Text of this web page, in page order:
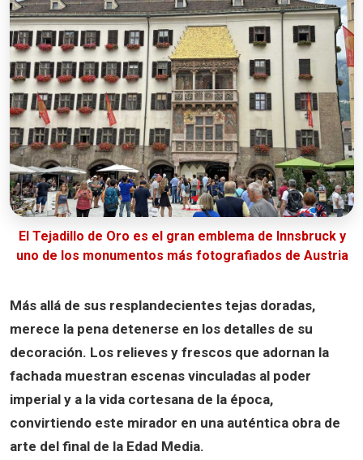
El Tejadillo de Oro es el gran emblema de Innsbruck y
uno de los monumentos más fotografiados de Austria
Más allá de sus resplandecientes tejas doradas,
merece la pena detenerse en los detalles de su
decoración. Los relieves y frescos que adornan la
fachada muestran escenas vinculadas al poder
imperial y a la vida cortesana de la época,
convirtiendo este mirador en una auténtica obra de
arte del final de la Edad Media.